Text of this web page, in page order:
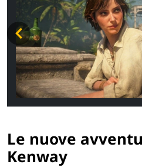
Le nuove
Kenway